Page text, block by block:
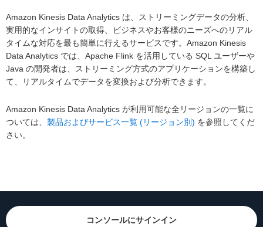
Amazon Kinesis Data Analytics は、ストリーミングデータの分析、
実用的なインサイトの取得、ビジネスやお客様のニーズへのリアル
タイムな対応を最も簡単に行えるサービスです。Amazon Kinesis
Data Analytics では、Apache Flink を活用している SQL ユーザーや
Java の開発者は、ストリーミング方式のアプリケーションを構築し
て、リアルタイムでデータを変換および分析できます。
Amazon Kinesis Data Analytics が利用可能な全リージョンの一覧に
ついては、 製品およびサービス一覧 (リージョン別) を参照してくだ
さい。
コンソールにサインイン